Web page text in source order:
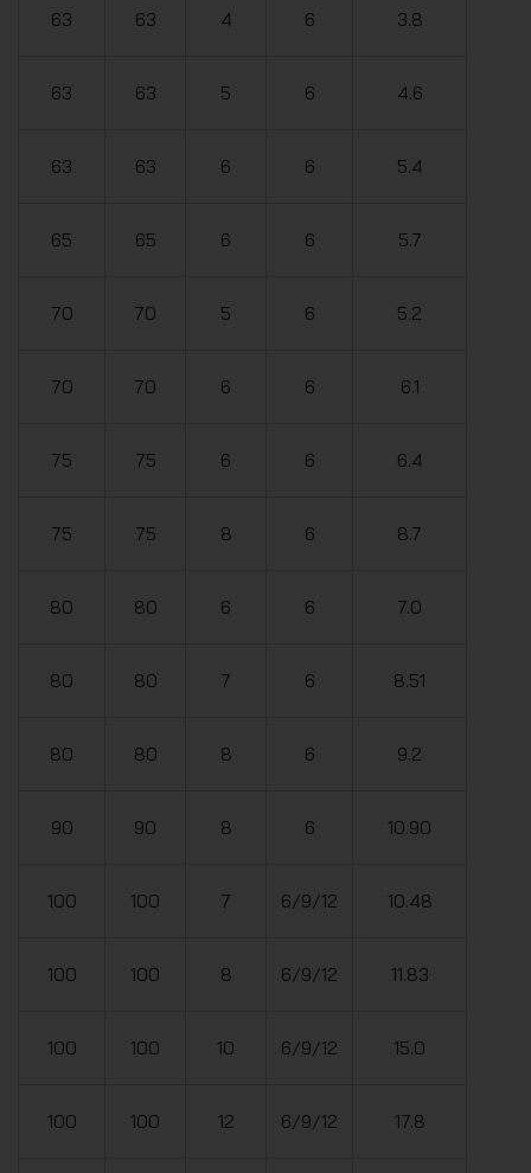
63 63 4 6 3.8
63 63 5 6 4.6
63 63 6 6 5.4
65 65 6 6 5.7
70 70 5 6 5.2
70 70 6 6 6.1
75 75 6 6 6.4
75 75 8 6 8.7
80 80 6 6 7.0
80 80 7 6 8.51
80 80 8 6 9.2
90 90 8 6 10.90
100 100 7 6/9/12 10.48
100 100 8 6/9/12 11.83
100 100 10 6/9/12 15.0
100 100 12 6/9/12 17.8